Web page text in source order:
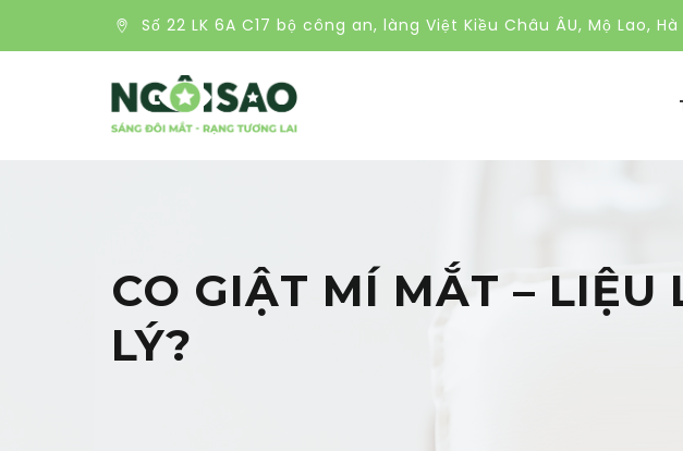
Số 22 LK 6A C17 bộ công an, làng Việt Kiều Châu ÂU, Mộ Lao,
CO GIẬT MÍ MẮT –
LÝ?